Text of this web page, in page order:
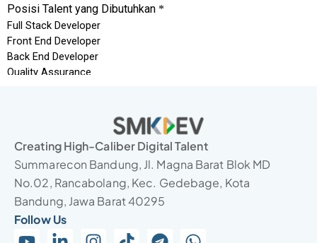
Creating High-Caliber Digital Talent
Summarecon Bandung, Jl. Magna Barat Blok MD
No.02, Rancabolang, Kec. Gedebage, Kota
Bandung, Jawa Barat 40295
Follow Us